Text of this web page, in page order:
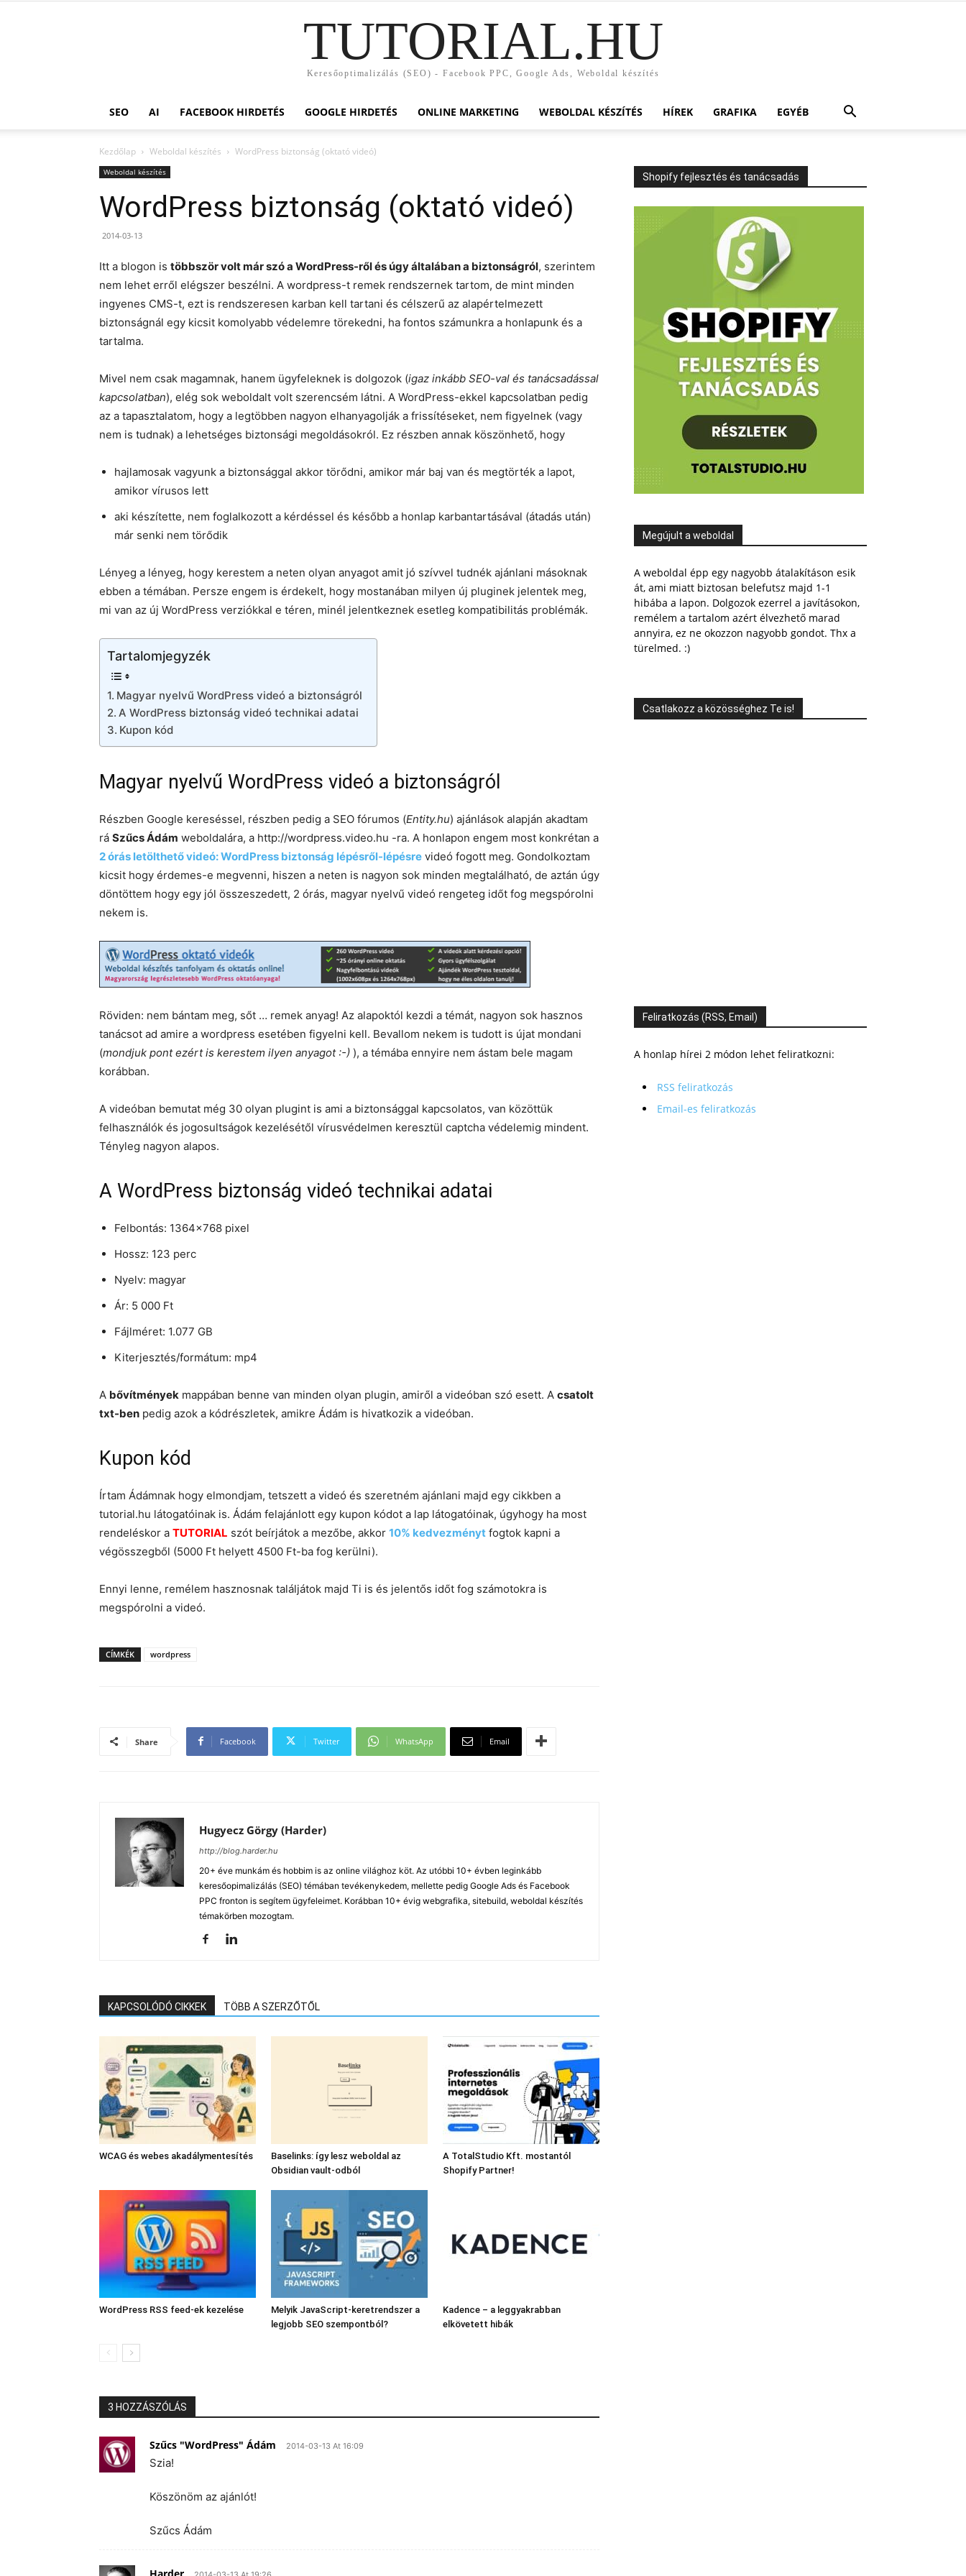
TUTORIAL.HU
Keresőoptimalizálás (SEO) - Facebook PPC, Google Ads, Weboldal készítés
SEO AI FACEBOOK HIRDETÉS GOOGLE HIRDETÉS ONLINE MARKETING WEBOLDAL KÉSZÍTÉS HÍREK GRAFIKA EGYÉB
Kezdőlap Weboldal készítés WordPress biztonság (oktató videó)
Weboldal készítés
WordPress biztonság (oktató videó)
2014-03-13
Itt a blogon is többször volt már szó a WordPress-ről és úgy általában a biztonságról, szerintem
nem lehet erről elégszer beszélni. A wordpress-t remek rendszernek tartom, de mint minden
ingyenes CMS-t, ezt is rendszeresen karban kell tartani és célszerű az alapértelmezett
biztonságnál egy kicsit komolyabb védelemre törekedni, ha fontos számunkra a honlapunk és a
tartalma.
Mivel nem csak magamnak, hanem ügyfeleknek is dolgozok (igaz inkább SEO-val és tanácsadással
kapcsolatban), elég sok weboldalt volt szerencsém látni. A WordPress-ekkel kapcsolatban pedig
az a tapasztalatom, hogy a legtöbben nagyon elhanyagolják a frissítéseket, nem figyelnek (vagy
nem is tudnak) a lehetséges biztonsági megoldásokról. Ez részben annak köszönhető, hogy
hajlamosak vagyunk a biztonsággal akkor törődni, amikor már baj van és megtörték a lapot,
amikor vírusos lett
aki készítette, nem foglalkozott a kérdéssel és később a honlap karbantartásával (átadás után)
már senki nem törődik
Lényeg a lényeg, hogy kerestem a neten olyan anyagot amit jó szívvel tudnék ajánlani másoknak
ebben a témában. Persze engem is érdekelt, hogy mostanában milyen új pluginek jelentek meg,
mi van az új WordPress verziókkal e téren, minél jelentkeznek esetleg kompatibilitás problémák.
Tartalomjegyzék
Magyar nyelvű WordPress videó a biztonságról
A WordPress biztonság videó technikai adatai
Kupon kód
Magyar nyelvű WordPress videó a biztonságról
Részben Google kereséssel, részben pedig a SEO fórumos (Entity.hu) ajánlások alapján akadtam
rá Szűcs Ádám weboldalára, a http://wordpress.video.hu -ra. A honlapon engem most konkrétan a
2 órás letölthető videó: WordPress biztonság lépésről-lépésre videó fogott meg. Gondolkoztam
kicsit hogy érdemes-e megvenni, hiszen a neten is nagyon sok minden megtalálható, de aztán úgy
döntöttem hogy egy jól összeszedett, 2 órás, magyar nyelvű videó rengeteg időt fog megspórolni
nekem is.
Röviden: nem bántam meg, sőt … remek anyag! Az alapoktól kezdi a témát, nagyon sok hasznos
tanácsot ad amire a wordpress esetében figyelni kell. Bevallom nekem is tudott is újat mondani
(mondjuk pont ezért is kerestem ilyen anyagot :-) ), a témába ennyire nem ástam bele magam
korábban.
A videóban bemutat még 30 olyan plugint is ami a biztonsággal kapcsolatos, van közöttük
felhasználók és jogosultságok kezelésétől vírusvédelmen keresztül captcha védelemig mindent.
Tényleg nagyon alapos.
A WordPress biztonság videó technikai adatai
Felbontás: 1364×768 pixel
Hossz: 123 perc
Nyelv: magyar
Ár: 5 000 Ft
Fájlméret: 1.077 GB
Kiterjesztés/formátum: mp4
A bővítmények mappában benne van minden olyan plugin, amiről a videóban szó esett. A csatolt
txt-ben pedig azok a kódrészletek, amikre Ádám is hivatkozik a videóban.
Kupon kód
Írtam Ádámnak hogy elmondjam, tetszett a videó és szeretném ajánlani majd egy cikkben a
tutorial.hu látogatóinak is. Ádám felajánlott egy kupon kódot a lap látogatóinak, úgyhogy ha most
rendeléskor a TUTORIAL szót beírjátok a mezőbe, akkor 10% kedvezményt fogtok kapni a
végösszegből (5000 Ft helyett 4500 Ft-ba fog kerülni).
Ennyi lenne, remélem hasznosnak találjátok majd Ti is és jelentős időt fog számotokra is
megspórolni a videó.
CÍMKÉK wordpress
Share Facebook Twitter WhatsApp Email
Hugyecz Görgy (Harder)
http://blog.harder.hu
20+ éve munkám és hobbim is az online világhoz köt. Az utóbbi 10+ évben leginkább
keresőopimalizálás (SEO) témában tevékenykedem, mellette pedig Google Ads és Facebook
PPC fronton is segítem ügyfeleimet. Korábban 10+ évig webgrafika, sitebuild, weboldal készítés
témakörben mozogtam.
KAPCSOLÓDÓ CIKKEK TÖBB A SZERZŐTŐL
WCAG és webes akadálymentesítés
Baselinks: így lesz weboldal az
Obsidian vault-odból
A TotalStudio Kft. mostantól
Shopify Partner!
WordPress RSS feed-ek kezelése
Melyik JavaScript-keretrendszer a
legjobb SEO szempontból?
Kadence – a leggyakrabban
elkövetett hibák
3 HOZZÁSZÓLÁS
Szűcs "WordPress" Ádám 2014-03-13 At 16:09
Szia!
Köszönöm az ajánlót!
Szűcs Ádám
Shopify fejlesztés és tanácsadás
Megújult a weboldal
A weboldal épp egy nagyobb átalakításon esik
át, ami miatt biztosan belefutsz majd 1-1
hibába a lapon. Dolgozok ezerrel a javításokon,
remélem a tartalom azért élvezhető marad
annyira, ez ne okozzon nagyobb gondot. Thx a
türelmed. :)
Csatlakozz a közösséghez Te is!
Feliratkozás (RSS, Email)
A honlap hírei 2 módon lehet feliratkozni:
RSS feliratkozás
Email-es feliratkozás